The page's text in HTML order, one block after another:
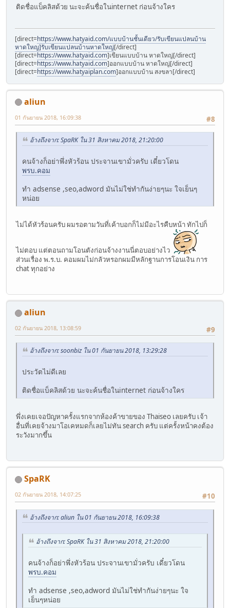
ติดชื่อแบ็คลิสด้วย นะจะค้นชื่อในinternet ก่อนจ้างใคร
[direct=https://www.hatyaid.com/แบบบ้านชั้นเดียว/รับเขียนแปลนบ้าน
หาดใหญ]รับเขียนแปลนบ้านหาดใหญ่[/direct]
[direct=https://www.hatyaid.com]เขียนแบบบ้าน หาดใหญ่[/direct]
[direct=https://www.hatyaid.com]ออกแบบบ้าน หาดใหญ่[/direct]
[direct=https://www.hatyaiplan.com]ออกแบบบ้าน สงขลา[/direct]
aliun
#8
01 กันยายน 2018, 16:09:38
อ้างถึงจาก: SpaRK ใน 31 สิงหาคม 2018, 21:20:00
คนจ้างก็อย่าพึ่งหัวร้อน ประจานเขามั่วครับ เดี๋ยวโดน
พรบ.คอม
ทำ adsense ,seo,adword มันไม่ใช่ทำกันง่ายๆนะ ใจเย็นๆ
หน่อย
ไม่ได้หัวร้อนครับ ผมรอตามวันที่เค้าบอกก็ไม่มีอะไรคืบหน้า ทักไปก็
ไม่ตอบ แต่ตอนถามโอนตังก่อนจ้างงานนี่ตอบอย่างไว
ส่วนเรื่อง พ.ร.บ. คอมผมไม่กลัวหรอกผมมีหลักฐานการโอนเงิน การ
chat ทุกอย่าง
aliun
#9
02 กันยายน 2018, 13:08:59
อ้างถึงจาก: soonbiz ใน 01 กันยายน 2018, 13:29:28
ประวัตไม่ดีเลย
ติดชื่อแบ็คลิสด้วย นะจะค้นชื่อในinternet ก่อนจ้างใคร
พึ่งเคยเจอปัญหาครั้งแรกจากห้องค้าขายของ Thaiseo เลยครับ เจ้า
อื่นที่เคยจ้างมาโอเคหมดก็เลยไม่ทัน search ครับ แต่ครั้งหน้าคงต้อง
ระวังมากขึ้น
SpaRK
#10
02 กันยายน 2018, 14:07:25
อ้างถึงจาก: aliun ใน 01 กันยายน 2018, 16:09:38
อ้างถึงจาก: SpaRK ใน 31 สิงหาคม 2018, 21:20:00
คนจ้างก็อย่าพึ่งหัวร้อน ประจานเขามั่วครับ เดี๋ยวโดน
พรบ.คอม
ทำ adsense ,seo,adword มันไม่ใช่ทำกันง่ายๆนะ ใจ
เย็นๆหน่อย